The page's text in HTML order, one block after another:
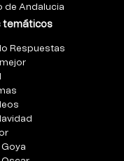
de Andalucia
temáticos
Respuestas